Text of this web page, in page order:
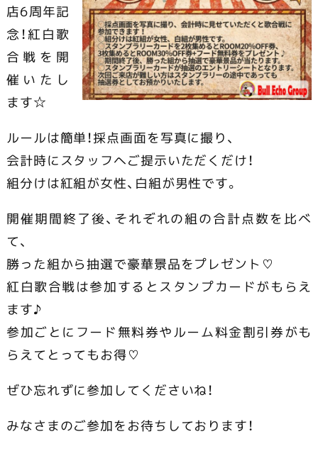
店6周年記
念！紅白歌
合戦を開
催いたし
ます☆
ルールは簡単！採点画面を写真に撮り、
会計時にスタッフへご提示いただくだけ！
組分けは紅組が女性、白組が男性です。
開催期間終了後、それぞれの組の合計点数を比べ
て、
勝った組から抽選で豪華景品をプレゼント♡
紅白歌合戦は参加するとスタンプカードがもらえ
ます♪
参加ごとにフード無料券やルーム料金割引券がも
らえてとってもお得♡
ぜひ忘れずに参加してくださいね！
みなさまのご参加をお待ちしております！